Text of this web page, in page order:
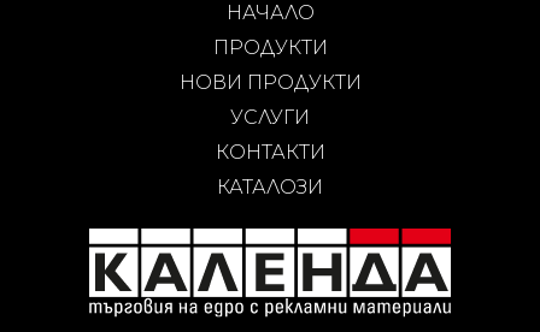
НАЧАЛО
ПРОДУКТИ
НОВИ ПРОДУКТИ
УСЛУГИ
КОНТАКТИ
КАТАЛОЗИ